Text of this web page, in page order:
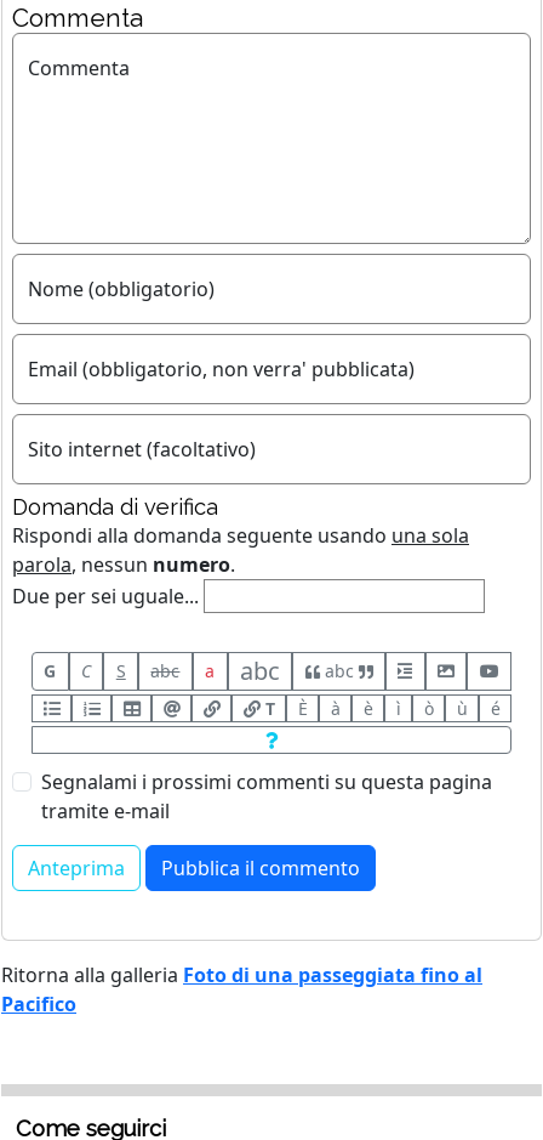
Commenta
Commenta
Nome (obbligatorio)
Email (obbligatorio, non verra' pubblicata)
Sito internet (facoltativo)
Domanda di verifica
Rispondi alla domanda seguente usando una sola
parola, nessun numero.
Due per sei uguale...
G C S abc a abc
abc
T
È à è ì ò ù é
Segnalami i prossimi commenti su questa pagina
tramite e-mail
Ritorna alla galleria Foto di una passeggiata fino al
Pacifico
Come seguirci